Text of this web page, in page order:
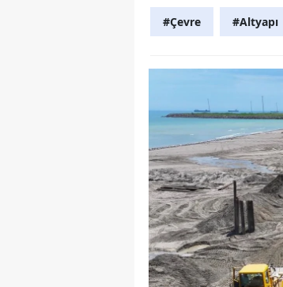
#Çevre #Altyapı